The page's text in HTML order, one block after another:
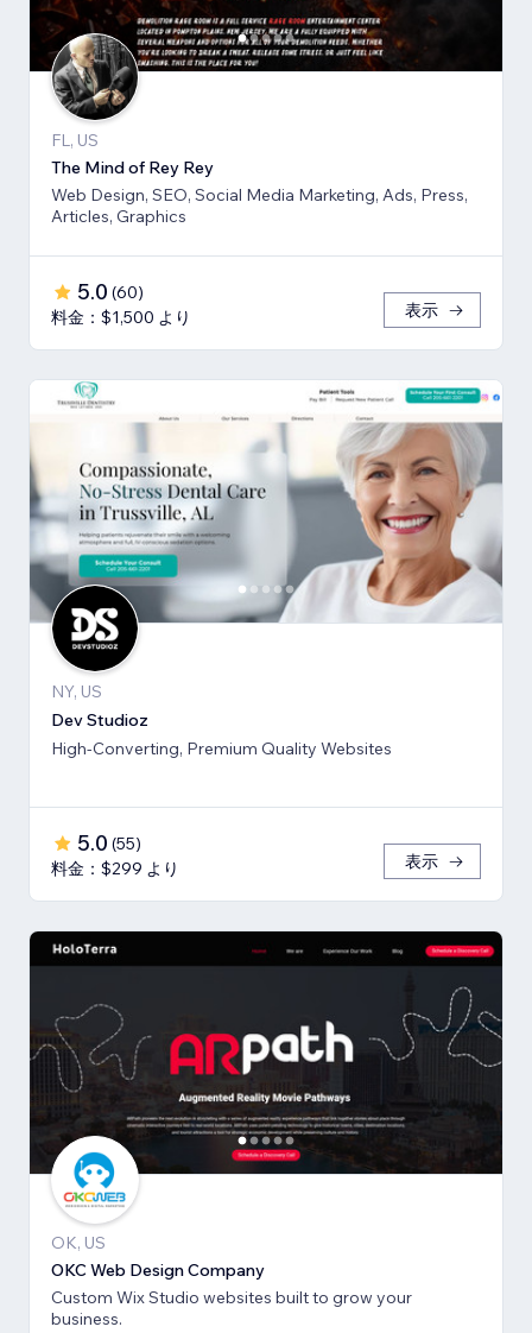
FL, US
The Mind of Rey Rey
Web Design, SEO, Social Media Marketing, Ads, Press,
Articles, Graphics
5.0 (60)
料金：$1,500 より
表示
NY, US
Dev Studioz
High-Converting, Premium Quality Websites
5.0 (55)
料金：$299 より
表示
OK, US
OKC Web Design Company
Custom Wix Studio websites built to grow your
business.